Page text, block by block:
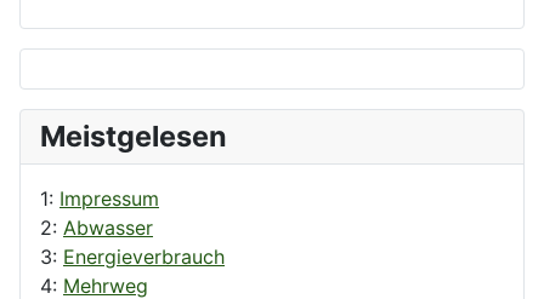
Meistgelesen
1: Impressum
2: Abwasser
3: Energieverbrauch
4: Mehrweg